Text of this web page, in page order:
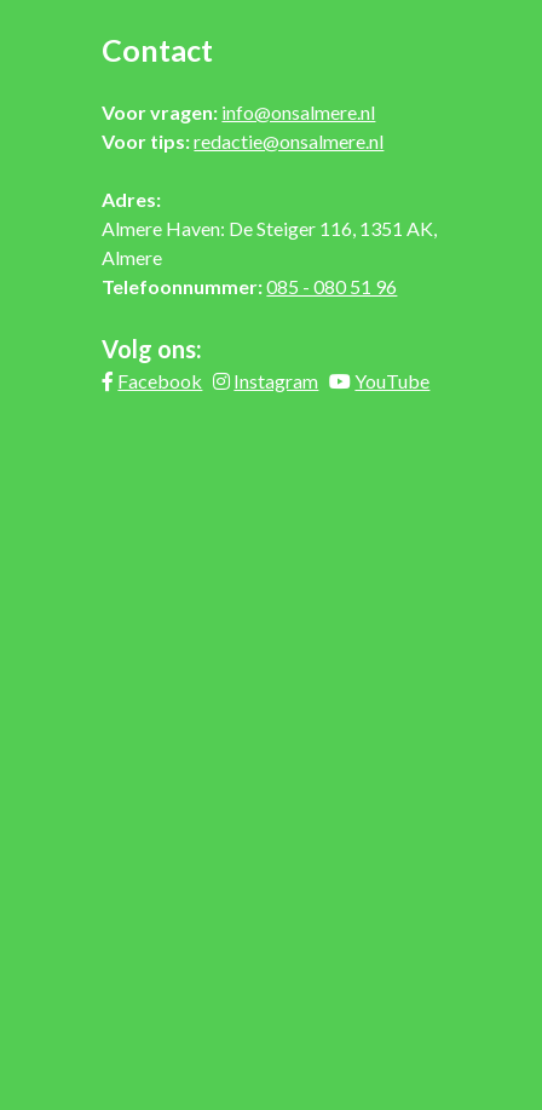
Contact
Voor vragen: info@onsalmere.nl
Voor tips:redactie@onsalmere.nl
Adres:
Almere Haven: De Steiger 116, 1351 AK,
Almere
Telefoonnummer:085 - 080 51 96
Volg ons:
Facebook Instagram YouTube